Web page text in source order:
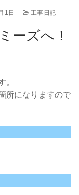
1日 工事日記
ーズへ！
。
所になりますので